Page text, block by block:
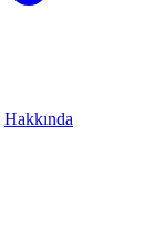
Hakkında